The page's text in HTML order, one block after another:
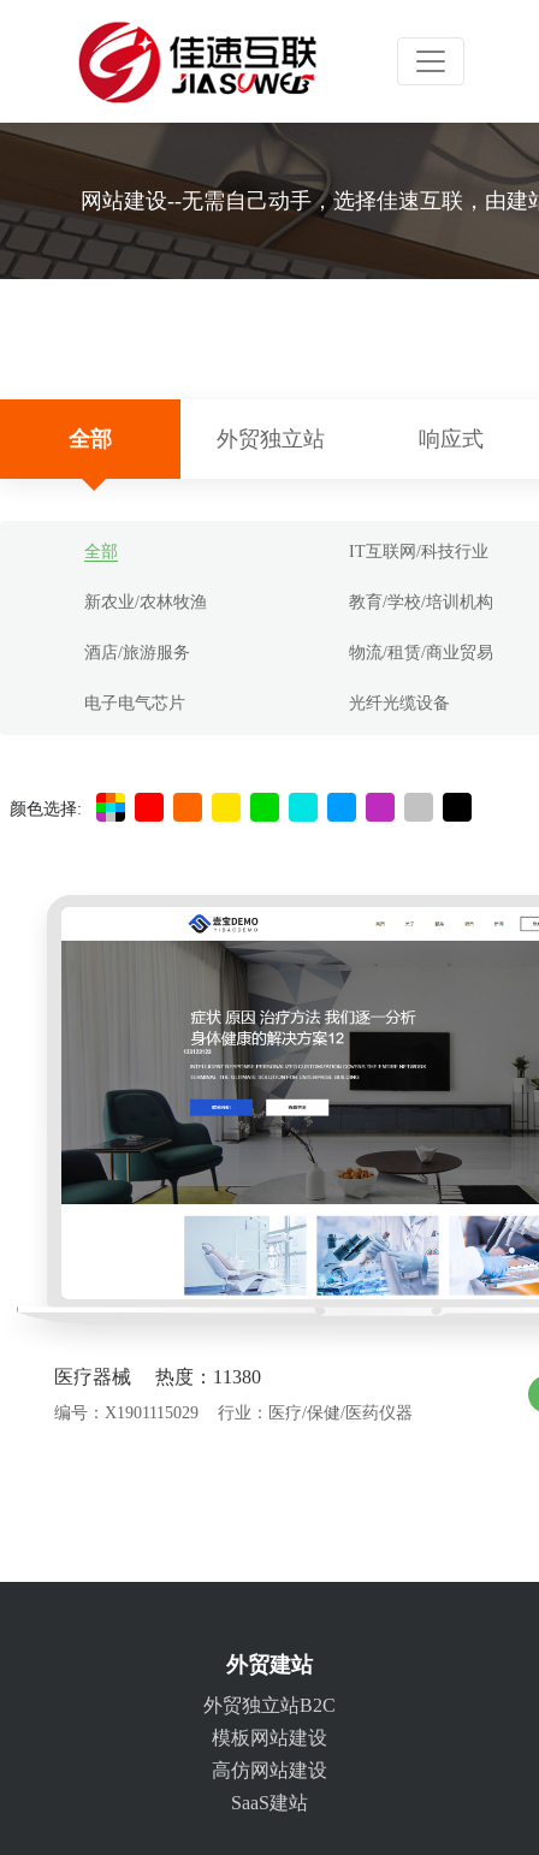
Toggle
网站建设--无需自己动手，选择佳速互联，由建
全部 外贸独立站 响应式
全部 IT互联网/科技行业
新农业/农林牧渔 教育/学校/培训机构
酒店/旅游服务 物流/租赁/商业贸易
电子电气芯片 光纤光缆设备
颜色选择:
医疗器械 热度：11380
编号：X1901115029 行业：医疗/保健/医药仪器
外贸建站
外贸独立站B2C
模板网站建设
高仿网站建设
SaaS建站